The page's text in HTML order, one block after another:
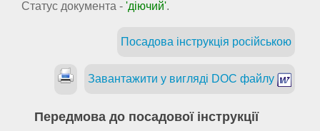
Статус документа - 'діючий'.
Посадова інструкція російською
Завантажити у вигляді DOC файлу
Передмова до посадової інструкції